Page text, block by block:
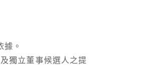
據。
獨立董事候選人之提